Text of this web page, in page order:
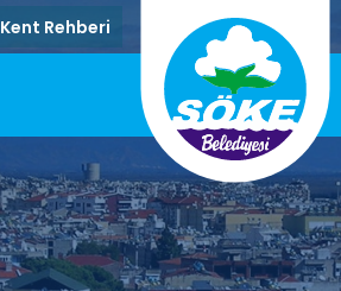
Kent Rehberi